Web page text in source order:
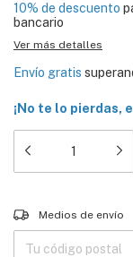
10% de descuento
bancario
Ver más detalles
Envío gratis
¡No te lo pierdas,
Entregas para el CP:
Medios de envío